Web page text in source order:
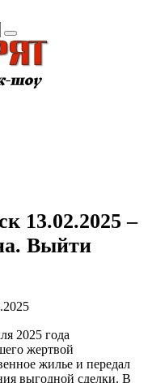
13.02.2025 –
Выйти
2025 года
жертвой
жилье и передал
выгодной сделки. В